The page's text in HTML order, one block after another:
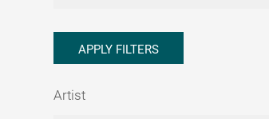
APPLY FILTERS
Artist